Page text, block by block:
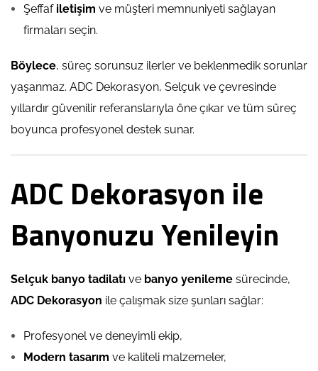
Şeffaf iletişim ve müşteri memnuniyeti sağlayan
firmaları seçin.
Böylece, süreç sorunsuz ilerler ve beklenmedik sorunlar
yaşanmaz. ADC Dekorasyon, Selçuk ve çevresinde
yıllardır güvenilir referanslarıyla öne çıkar ve tüm süreç
boyunca profesyonel destek sunar.
ADC Dekorasyon ile
Banyonuzu Yenileyin
Selçuk banyo tadilatı ve banyo yenileme sürecinde,
ADC Dekorasyon ile çalışmak size şunları sağlar:
Profesyonel ve deneyimli ekip,
Modern tasarım ve kaliteli malzemeler,